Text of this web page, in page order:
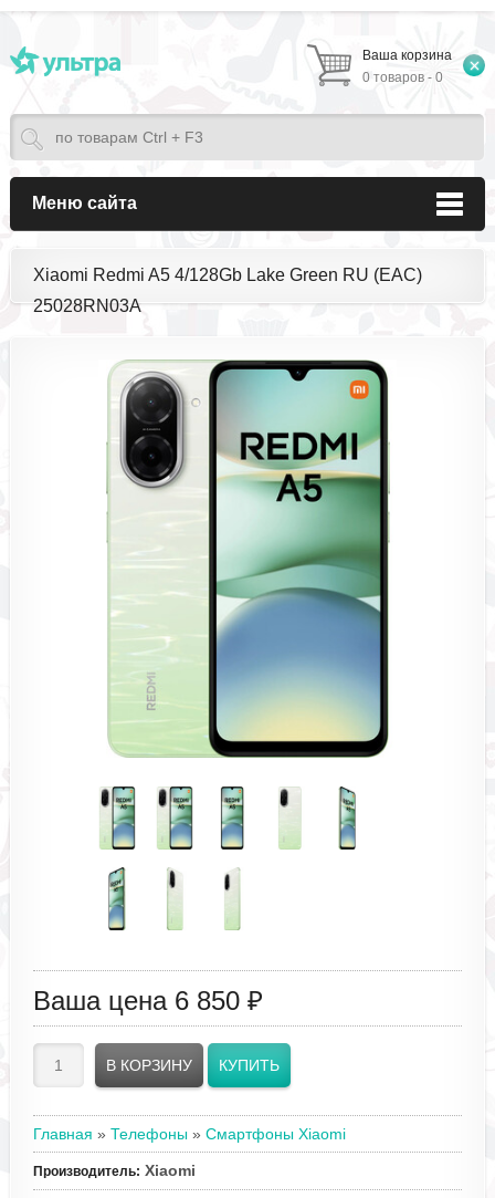
Ваша корзина
0 товаров - 0
Меню сайта
Xiaomi Redmi A5 4/128Gb Lake Green RU (EAC)
25028RN03A
Ваша цена 6 850 ₽
Главная » Телефоны » Смартфоны Xiaomi
Производитель: Xiaomi